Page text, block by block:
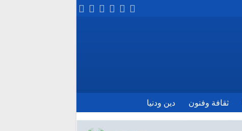
ثقافة وفنون دين ودنيا